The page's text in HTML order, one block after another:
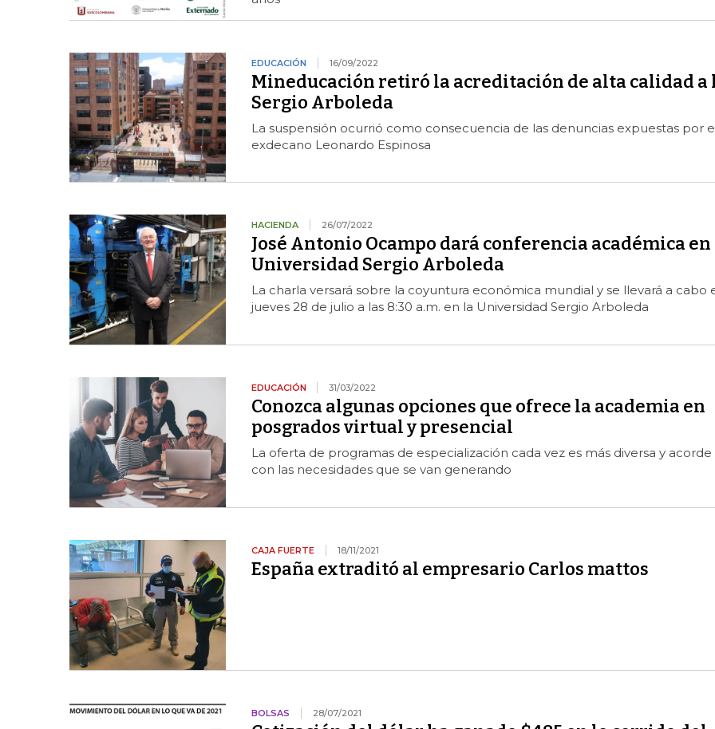
EDUCACIÓN 16/09/2022
Mineducación retiró la acreditación de alta calidad a
Sergio Arboleda
La suspensión ocurrió como consecuencia de las denuncias expuestas por
exdecano Leonardo Espinosa
HACIENDA 26/07/2022
José Antonio Ocampo dará conferencia académica en
Universidad Sergio Arboleda
La charla versará sobre la coyuntura económica mundial y se llevará a cabo
jueves 28 de julio a las 8:30 a.m. en la Universidad Sergio Arboleda
EDUCACIÓN 31/03/2022
Conozca algunas opciones que ofrece la academia en
posgrados virtual y presencial
La oferta de programas de especialización cada vez es más diversa y acorde
con las necesidades que se van generando
CAJA FUERTE 18/11/2021
España extraditó al empresario Carlos mattos
BOLSAS 28/07/2021